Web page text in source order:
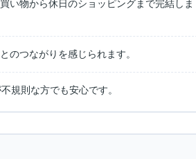
い物から休日のショッピングまで完結しま
のつながりを感じられます。
規則な方でも安心です。